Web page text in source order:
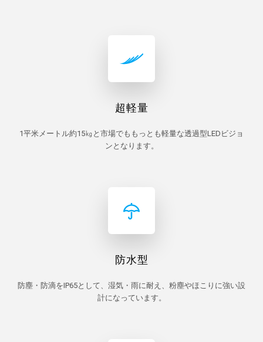
超軽量
1平米メートル約15㎏と市場でももっとも軽量な透過型LEDビジョ
ンとなります。
防水型
防塵・防滴をIP65として、湿気・雨に耐え、粉塵やほこりに強い設
計になっています。